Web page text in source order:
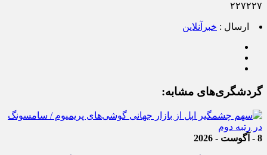
۲۲۷۲۲۷
ارسال : خبرآنلاین
گردشگری‌های مشابه:
8 - آگوست - 2026